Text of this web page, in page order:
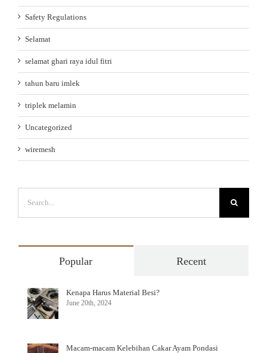
Safety Regulations
Selamat
selamat ghari raya idul fitri
tahun baru imlek
triplek melamin
Uncategorized
wiremesh
for:
Popular Recent
Kenapa Harus Material Besi?
June 20th, 2024
Macam-macam Kelebihan Cakar Ayam Pondasi